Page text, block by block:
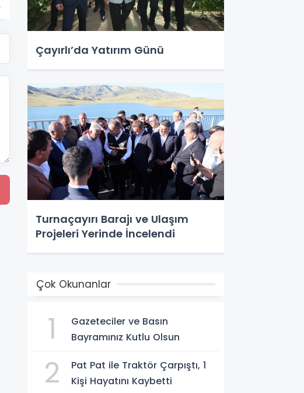
Çayırlı’da Yatırım Günü
Turnaçayırı Barajı ve Ulaşım
Projeleri Yerinde İncelendi
Çok Okunanlar
1
Gazeteciler ve Basın
Bayramınız Kutlu Olsun
2
Pat Pat ile Traktör Çarpıştı, 1
Kişi Hayatını Kaybetti